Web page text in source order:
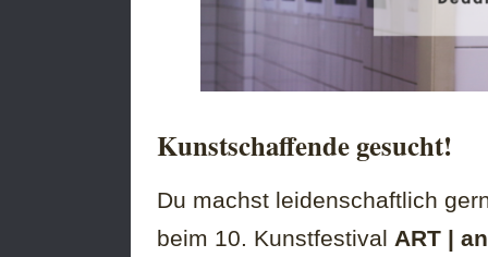
Kunstschaffende gesucht!
Du machst leidenschaftlich
beim 10. Kunstfestival ART |